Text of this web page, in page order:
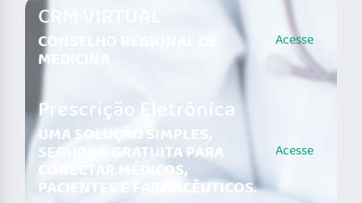
CRM VIRTUAL
CONSELHO REGIONAL DE
MEDICINA
Acesse
Prescrição Eletrônica
UMA SOLUÇÃO SIMPLES,
SEGURA E GRATUITA PARA
CONECTAR MÉDICOS,
PACIENTES E FARMACÊUTICOS.
Acesse